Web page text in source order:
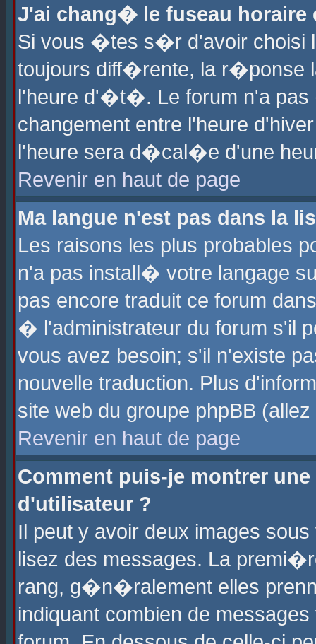
J'ai chang� le fuseau horaire
Si vous �tes s�r d'avoir choisi
toujours diff�rente, la r�ponse
l'heure d'�t�. Le forum n'a
changement entre l'heure
l'heure sera d�cal�e d'une
Revenir en haut de page
Ma langue n'est pas dans la
Les raisons les plus probables
n'a pas install� votre langage
pas encore traduit ce forum
� l'administrateur du forum s'il
vous avez besoin; s'il n'existe
nouvelle traduction. Plus
site web du groupe phpBB
Revenir en haut de page
Comment puis-je montrer
d'utilisateur ?
Il peut y avoir deux images
lisez des messages. La
rang, g�n�ralement elles
indiquant combien de